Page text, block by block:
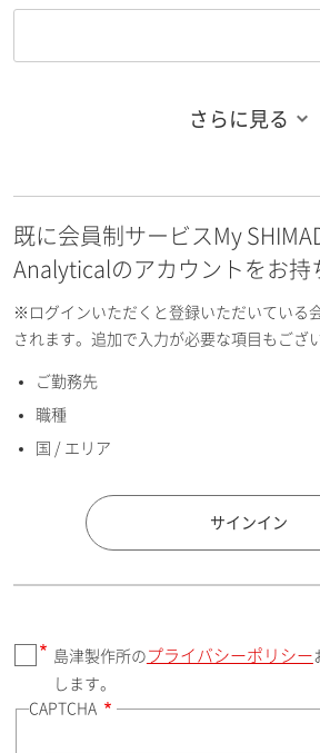
お名前フリガナ（名）
E-mailアドレス（半角英数）
国 / エリア
郵便番号（勤務先）
さらに見る
既に会員制サービスMy
Analyticalのアカウントをお持
※ログインいただくと登録いただいている
されます。追加で入力が必要な項目もござ
ご勤務先
職種
国 / エリア
サインイン
島津製作所の プライバシーポリシー
します。
CAPTCHA